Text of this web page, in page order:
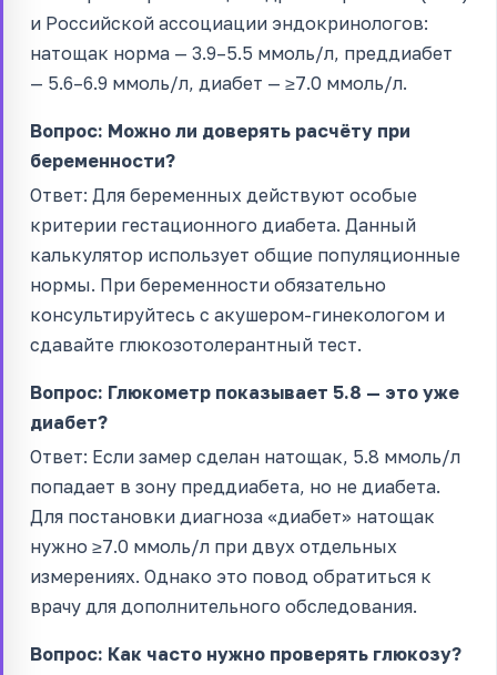
и Российской ассоциации эндокринологов:
натощак норма — 3.9–5.5 ммоль/л, преддиабет
— 5.6–6.9 ммоль/л, диабет — ≥7.0 ммоль/л.
Вопрос: Можно ли доверять расчёту при
беременности?
Ответ: Для беременных действуют особые
критерии гестационного диабета. Данный
калькулятор использует общие популяционные
нормы. При беременности обязательно
консультируйтесь с акушером-гинекологом и
сдавайте глюкозотолерантный тест.
Вопрос: Глюкометр показывает 5.8 — это уже
диабет?
Ответ: Если замер сделан натощак, 5.8 ммоль/л
попадает в зону преддиабета, но не диабета.
Для постановки диагноза «диабет» натощак
нужно ≥7.0 ммоль/л при двух отдельных
измерениях. Однако это повод обратиться к
врачу для дополнительного обследования.
Вопрос: Как часто нужно проверять глюкозу?